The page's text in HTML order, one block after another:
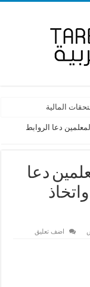
المالية
دعا الروابط
دعا
اضف تعليق